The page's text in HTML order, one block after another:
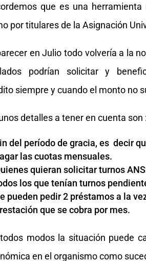
que es una
por titulares de la Asignación
en Julio todo volvería a la
podrían solicitar y
siempre y cuando el monto no
detalles a tener en cuenta son :
del período de gracia, es decir
las cuotas mensuales.
quieran solicitar turnos
los que tenían turnos
pueden pedir 2 préstamos a la
que se cobra por mes.
modos la situación puede
en el organismo como